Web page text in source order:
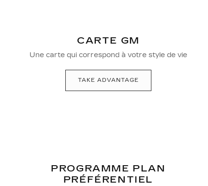
CARTE GM
Une carte qui correspond à votre style de vie
TAKE ADVANTAGE
PROGRAMME PLAN
PRÉFÉRENTIEL